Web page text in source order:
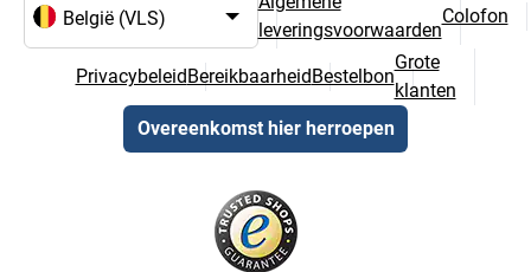
leveringsvoorwaarden
Colofon
PrivacybeleidBereikbaarheidBestelbon
Grote
klanten
Overeenkomst hier herroepen